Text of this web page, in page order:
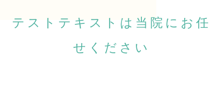
テストテキストは当院にお任
せください